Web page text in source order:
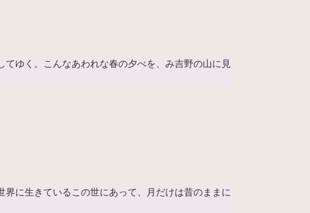
てゆく。こんなあわれな春の夕べを、み吉野の山に見
に生きているこの世にあって、月だけは昔のままに